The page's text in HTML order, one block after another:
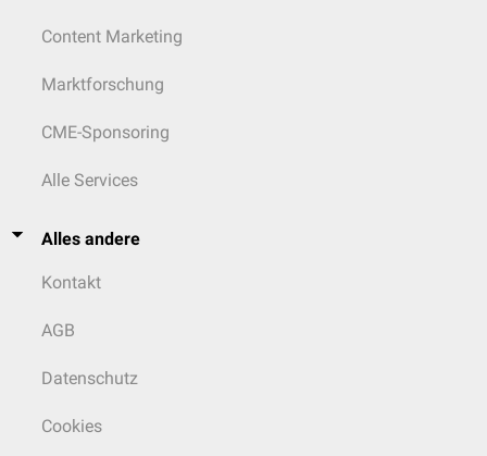
Content Marketing
Marktforschung
CME-Sponsoring
Alle Services
Alles andere
Kontakt
AGB
Datenschutz
Cookies